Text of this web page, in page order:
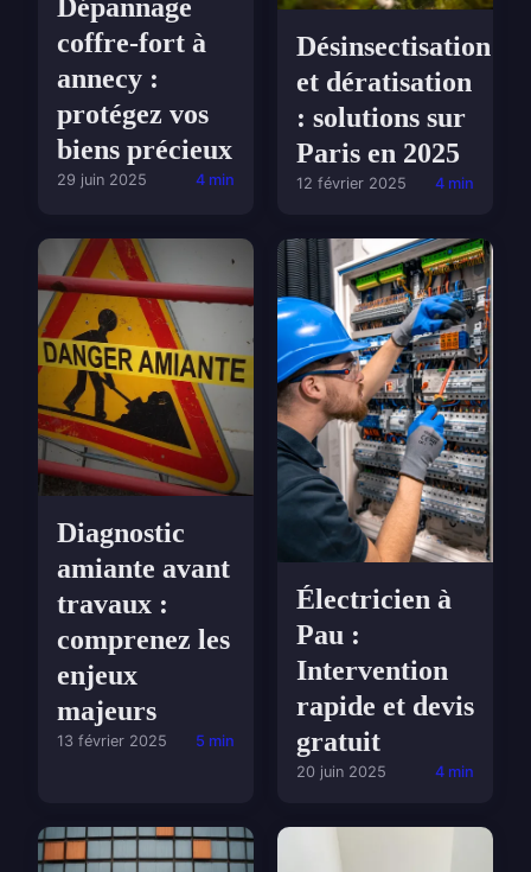
Dépannage
coffre-fort à
annecy :
protégez vos
biens précieux
29 juin 2025 4 min
Désinsectisation
et dératisation
: solutions sur
Paris en 2025
12 février 2025 4 min
Diagnostic
amiante avant
travaux :
comprenez les
enjeux
majeurs
13 février 2025 5 min
Électricien à
Pau :
Intervention
rapide et devis
gratuit
20 juin 2025 4 min